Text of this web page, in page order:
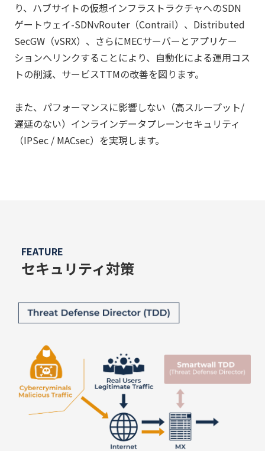
り、ハブサイトの仮想インフラストラクチャへのSDN
ゲートウェイ-SDNvRouter（Contrail）、Distributed
SecGW（vSRX）、さらにMECサーバーとアプリケー
ションへリンクすることにより、自動化による運用コス
トの削減、サービスTTMの改善を図ります。
また、パフォーマンスに影響しない（高スループット/
遅延のない）インラインデータプレーンセキュリティ
（IPSec / MACsec）を実現します。
FEATURE
セキュリティ対策